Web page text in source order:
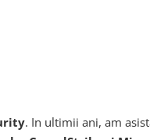
. In ultimii ani, am